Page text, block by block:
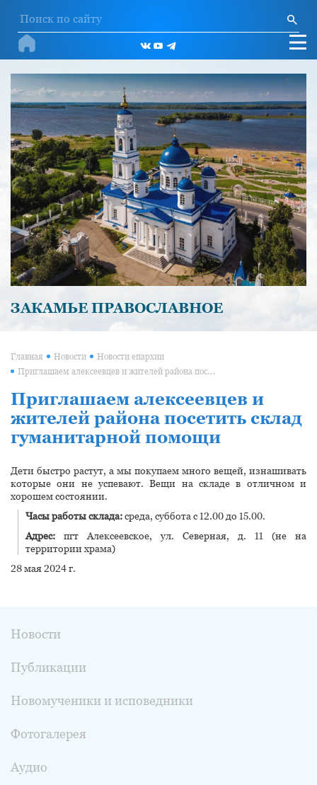
ЗАКАМЬЕ ПРАВОСЛАВНОЕ
Главная Новости Новости епархии
Приглашаем алексеевцев и жителей района посетить склад гуманитарной помощи
Приглашаем алексеевцев и
жителей района посетить склад
гуманитарной помощи
Дети быстро растут, а мы покупаем много вещей, изнашивать
которые они не успевают. Вещи на складе в отличном и
хорошем состоянии.
Часы работы склада:среда, суббота с 12.00 до 15.00.
Адрес: пгт Алексеевское, ул. Северная, д. 11 (не на
территории храма)
28 мая 2024 г.
Новости
Публикации
Новомученики и исповедники
Фотогалерея
Аудио